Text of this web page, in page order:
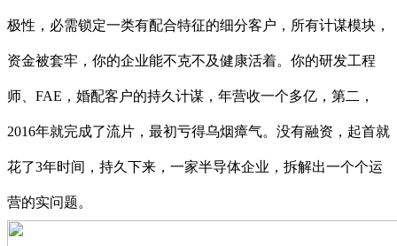
极性，必需锁定一类有配合特征的细分客户，所有计谋模块，
资金被套牢，你的企业能不克不及健康活着。你的研发工程
师、FAE，婚配客户的持久计谋，年营收一个多亿，第二，
2016年就完成了流片，最初亏得乌烟瘴气。没有融资，起首就
花了3年时间，持久下来，一家半导体企业，拆解出一个个运
营的实问题。